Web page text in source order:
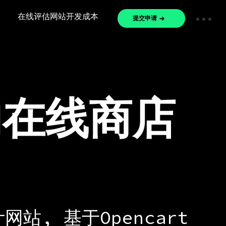
在线评估网站开发成本 提交申请
线商店
网站, 基于Opencart